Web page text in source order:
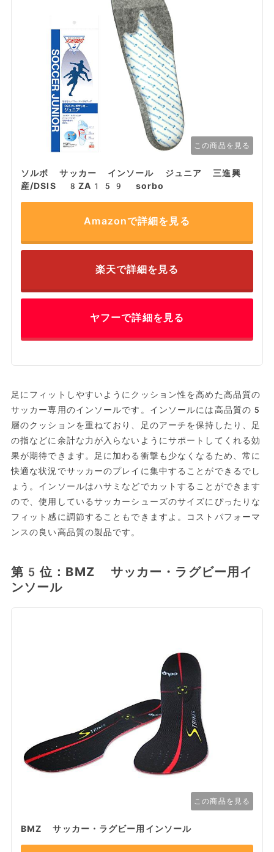
この商品を見る
ソルボ サッカー インソール ジュニア 三進興
産/DSIS 8ZA159 sorbo
Amazonで詳細を見る
楽天で詳細を見る
ヤフーで詳細を見る
足にフィットしやすいようにクッション性を高めた高品質の
サッカー専用のインソールです。インソールには高品質の5
層のクッションを重ねており、足のアーチを保持したり、足
の指などに余計な力が入らないようにサポートしてくれる効
果が期待できます。足に加わる衝撃も少なくなるため、常に
快適な状況でサッカーのプレイに集中することができるでし
ょう。インソールはハサミなどでカットすることができます
ので、使用しているサッカーシューズのサイズにぴったりな
フィット感に調節することもできますよ。コストパフォーマ
ンスの良い高品質の製品です。
第5位：BMZ サッカー・ラグビー用イ
ンソール
この商品を見る
BMZ サッカー・ラグビー用インソール